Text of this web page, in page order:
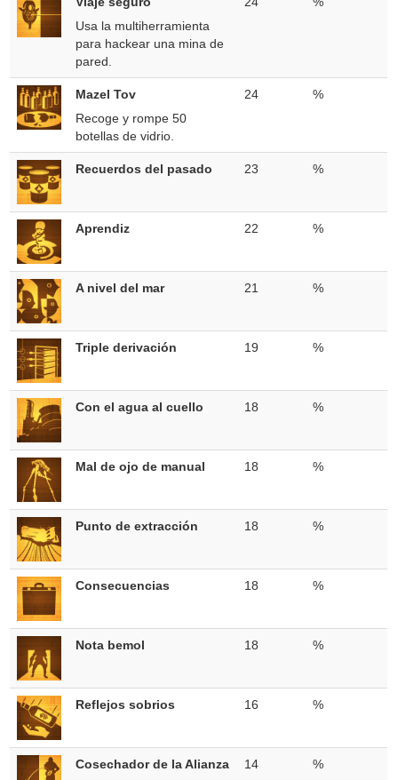
Usa la multiherramienta
para hackear una mina de
pared.
Mazel Tov
Recoge y rompe 50
botellas de vidrio.
24 %
Recuerdos del pasado 23 %
Aprendiz 22 %
A nivel del mar 21 %
Triple derivación 19 %
Con el agua al cuello 18 %
Mal de ojo de manual 18 %
Punto de extracción 18 %
Consecuencias 18 %
Nota bemol 18 %
Reflejos sobrios 16 %
Cosechador de la Alianza
14 %